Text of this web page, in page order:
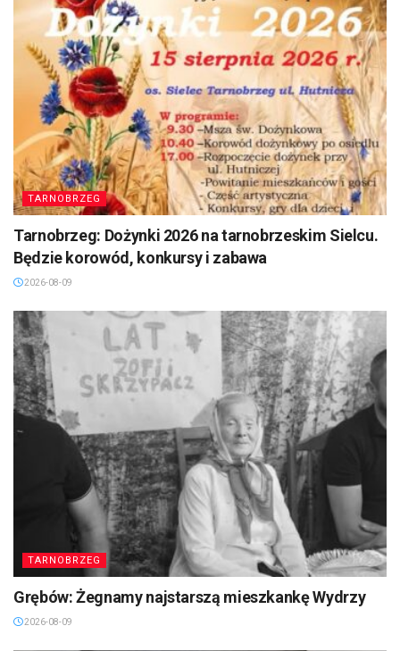
TARNOBRZEG
Tarnobrzeg: Dożynki 2026 na tarnobrzeskim Sielcu.
Będzie korowód, konkursy i zabawa
2026-08-09
TARNOBRZEG
Grębów: Żegnamy najstarszą mieszkankę Wydrzy
2026-08-09